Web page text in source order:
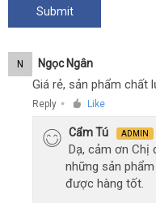
N Ngọc Ngân
Giá rẻ, sản phẩm chất
Reply ● Like
Cẩm Tú ADMIN
Dạ, cảm ơn Chị
những sản
được hàng tốt.